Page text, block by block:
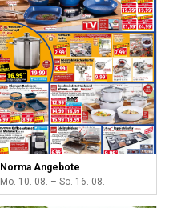
Norma Angebote
Mo. 10. 08. – So. 16. 08.